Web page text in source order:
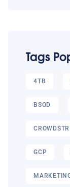
Tags
4TB
BSOD
GCP